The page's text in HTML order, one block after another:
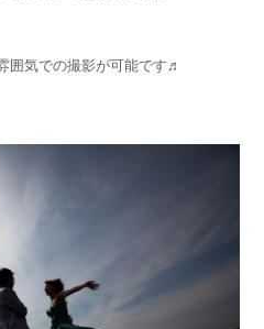
囲気での撮影が可能です♬